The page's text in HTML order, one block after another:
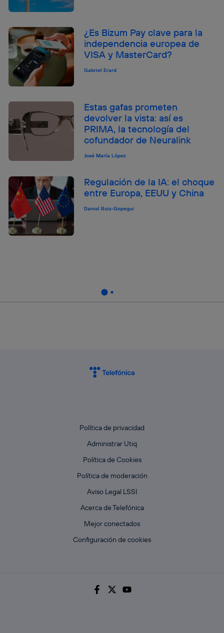
¿Es Bizum Pay clave para la
independencia europea de
VISA y MasterCard?
Gabriel Erard
Estas gafas prometen
devolver la vista: así es
PRIMA, la tecnología del
cofundador de Neuralink
José María López
Regulación de la IA: el choque
entre Europa, EEUU y China
Daniel Ruiz-Gopegui
Política de privacidad
Administrar Utiq
Política de Cookies
Política de moderación
Aviso Legal LSSI
Acerca de Telefónica
Mejor conectados
Configuración de cookies